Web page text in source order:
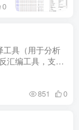
0
工具（用于分析
汇编工具，支持
851 0